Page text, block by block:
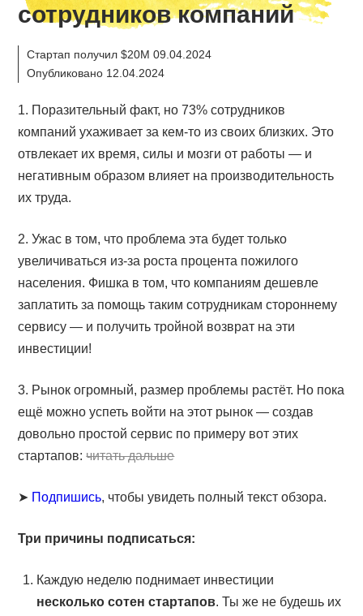
сотрудников компаний
Стартап получил $20M 09.04.2024
Опубликовано 12.04.2024
1. Поразительный факт, но 73% сотрудников
компаний ухаживает за кем-то из своих близких. Это
отвлекает их время, силы и мозги от работы — и
негативным образом влияет на производительность
их труда.
2. Ужас в том, что проблема эта будет только
увеличиваться из-за роста процента пожилого
населения. Фишка в том, что компаниям дешевле
заплатить за помощь таким сотрудникам стороннему
сервису — и получить тройной возврат на эти
инвестиции!
3. Рынок огромный, размер проблемы растёт. Но пока
ещё можно успеть войти на этот рынок — создав
довольно простой сервис по примеру вот этих
стартапов:читать дальше
➤ Подпишись, чтобы увидеть полный текст обзора.
Три причины подписаться:
Каждую неделю поднимает инвестиции
несколько сотен стартапов. Ты же не будешь их